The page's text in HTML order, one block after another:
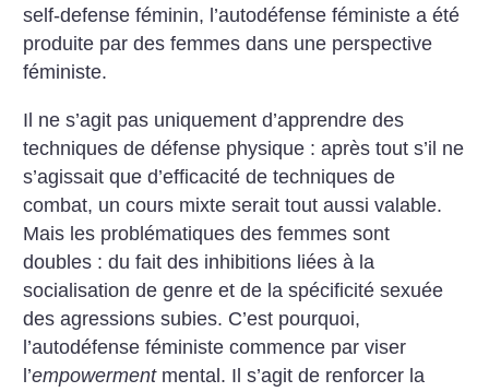
self-defense féminin, l’autodéfense féministe a été
produite par des femmes dans une perspective
féministe.
Il ne s’agit pas uniquement d’apprendre des
techniques de défense physique : après tout s’il ne
s’agissait que d’efficacité de techniques de
combat, un cours mixte serait tout aussi valable.
Mais les problématiques des femmes sont
doubles : du fait des inhibitions liées à la
socialisation de genre et de la spécificité sexuée
des agressions subies. C’est pourquoi,
l’autodéfense féministe commence par viser
l’empowermentmental. Il s’agit de renforcer la